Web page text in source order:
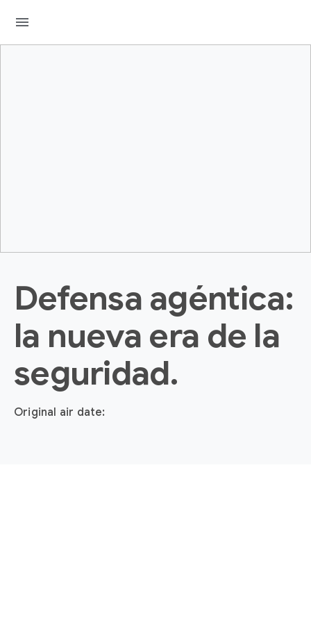
menu
Defensa agéntica:
la nueva era de la
seguridad.
Original air date: